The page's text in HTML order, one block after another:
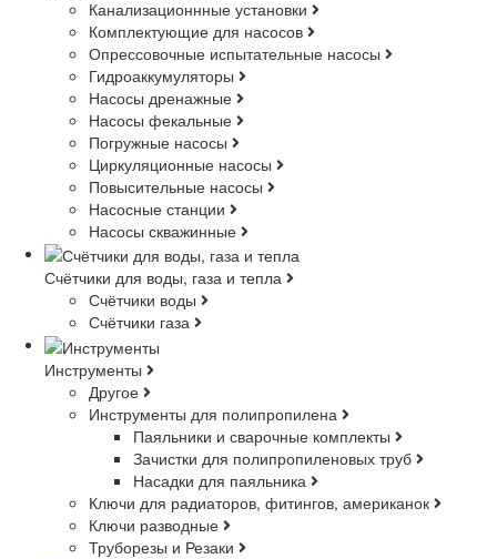
Канализационнные установки
Комплектующие для насосов
Опрессовочные испытательные насосы
Гидроаккумуляторы
Насосы дренажные
Насосы фекальные
Погружные насосы
Циркуляционные насосы
Повысительные насосы
Насосные станции
Насосы скважинные
Счётчики для воды, газа и тепла
Счётчики воды
Счётчики газа
Инструменты
Другое
Инструменты для полипропилена
Паяльники и сварочные комплекты
Зачистки для полипропиленовых труб
Насадки для паяльника
Ключи для радиаторов, фитингов, американок
Ключи разводные
Труборезы и Резаки